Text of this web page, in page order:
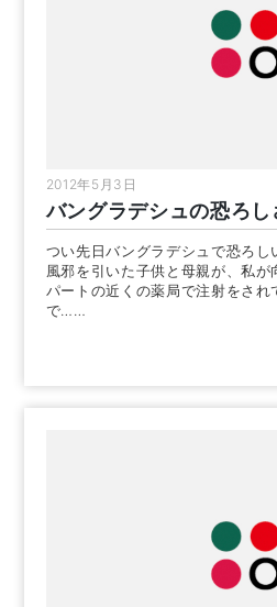
2012年5月3日
バングラデシュの恐ろし
つい先日バングラデシュで恐ろし
風邪を引いた子供と母親が、私
パートの近くの薬局で注射をされ
で……